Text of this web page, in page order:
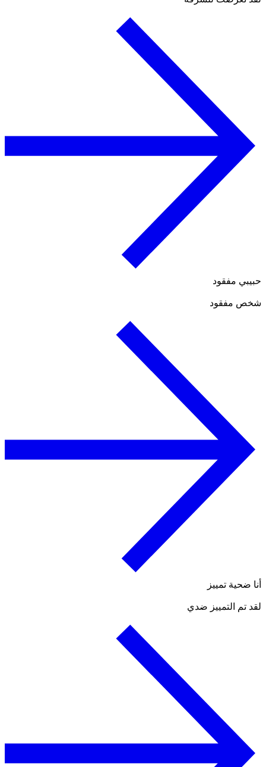
حبيبي مفقود
شخص مفقود
أنا ضحية تمييز
لقد تم التمييز ضدي